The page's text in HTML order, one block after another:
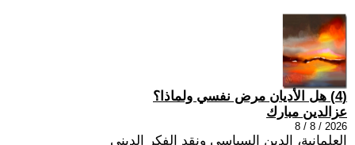
(4) هل الأديان مرض نفسي ولماذا؟
عزالدين مبارك
2026 / 8 / 8
العلمانية، الدين السياسي ونقد الفكر الديني